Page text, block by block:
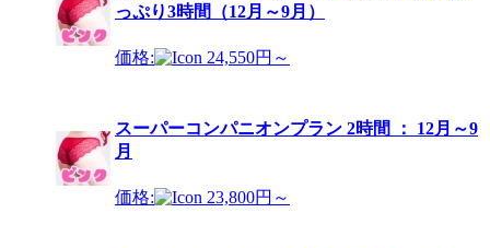
っぷり3時間（12月～9月）
価格: 24,550円～
スーパーコンパニオンプラン 2時間 ： 12月～9
月
価格: 23,800円～